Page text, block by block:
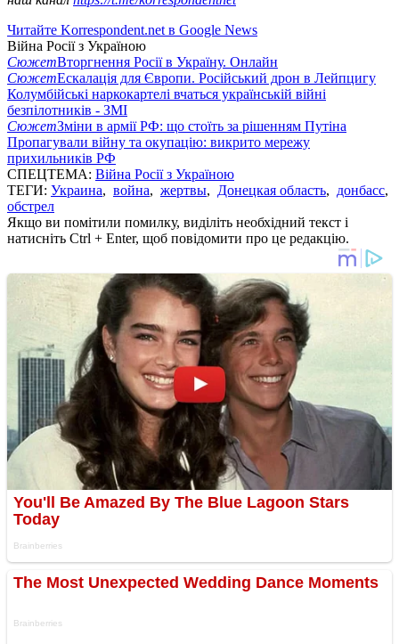
Читайте Korrespondent.net в Google News
Війна Росії з Україною
СюжетВторгнення Росії в Україну. Онлайн
СюжетЕскалація для Європи. Російський дрон в Лейпцигу
Колумбійські наркокартелі вчаться українській війні
безпілотників - ЗМІ
СюжетЗміни в армії РФ: що стоїть за рішенням Путіна
Пропагували війну та окупацію: викрито мережу
прихильників РФ
СПЕЦТЕМА: Війна Росії з Україною
ТЕГИ: Украина, война, жертвы, Донецкая область, донбасс,
обстрел
Якщо ви помітили помилку, виділіть необхідний текст і
натисніть Ctrl + Enter, щоб повідомити про це редакцію.